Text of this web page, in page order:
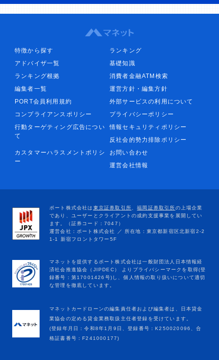
特徴から探す
ランキング
アドバイザ一覧
基礎知識
ランキング根拠
消費者金融ATM検索
編集者一覧
運営方針・編集方針
PORT会員利用規約
外部サービスの利用について
コンプライアンスポリシー
プライバシーポリシー
行動ターゲティング広告につい
て
情報セキュリティポリシー
反社会的勢力排除ポリシー
カスタマーハラスメントポリシ
ー
お問い合わせ
運営会社情報
マネットカードローンの編集責任者および編集者は、日本貸金
業協会の定める貸金業務取扱主任者登録を受けています。
(登録年月日：令和8年1月9日、登録番号：K250020096、合
格証書番号：F241000177)